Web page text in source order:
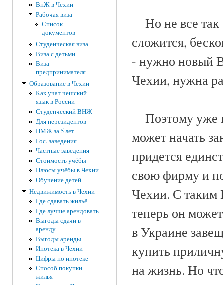
ВнЖ в Чехии
Рабочая виза
Список
документов
Студенческая виза
Виза с детьми
Виза
предпринимателя
Образование в Чехии
Как учат чешский
язык в России
Студенческий ВНЖ
Для нерезидентов
ПМЖ за 5 лет
Гос. заведения
Частные заведения
Стоимость учёбы
Плюсы учёбы в Чехии
Обучение детей
Недвижимость в Чехии
Где сдавать жильё
Где лучше арендовать
Выгоды сдачи в
аренду
Выгоды аренды
Ипотека в Чехии
Цифры по ипотеке
Способ покупки
жилья
Но не все так
сложится,
- нужно новый
Чехии, нужна
Поэтому уже
может начать
придется
свою фирму и
Чехии. С таким
теперь он
в Украине
купить
на жизнь. Но